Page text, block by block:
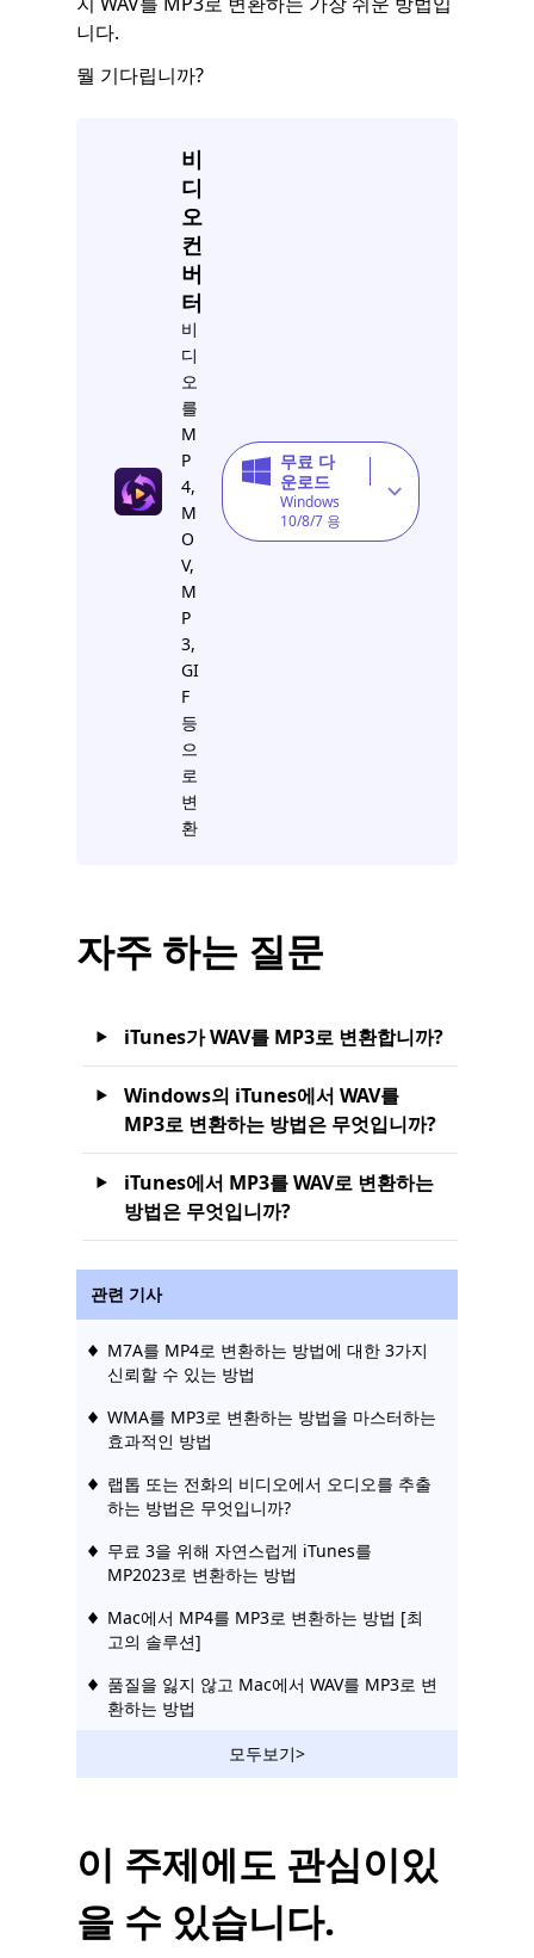
니다.
뭘 기다립니까?
비
디
오
컨
버
터
비
디
오
를
M
P
4,
M
O
V,
M
P
3,
GI
F
등
으
로
변
환
무료 다
운로드
Windows
10/8/7 용
자주 하는 질문
iTunes가 WAV를 MP3로 변환합니까?
Windows의 iTunes에서 WAV를
MP3로 변환하는 방법은 무엇입니까?
iTunes에서 MP3를 WAV로 변환하는
방법은 무엇입니까?
관련 기사
M7A를 MP4로 변환하는 방법에 대한 3가지
신뢰할 수 있는 방법
WMA를 MP3로 변환하는 방법을 마스터하는
효과적인 방법
랩톱 또는 전화의 비디오에서 오디오를 추출
하는 방법은 무엇입니까?
무료 3을 위해 자연스럽게 iTunes를
MP2023로 변환하는 방법
Mac에서 MP4를 MP3로 변환하는 방법 [최
고의 솔루션]
품질을 잃지 않고 Mac에서 WAV를 MP3로 변
환하는 방법
Windows Media Player에서 M4A를 MP3로
어떻게 변환합니까? [검증]
[5가지 주요 방법] iPhone에서 비디오에서
오디오를 추출하는 방법
모두보기>
이 주제에도 관심이있
을 수 있습니다.